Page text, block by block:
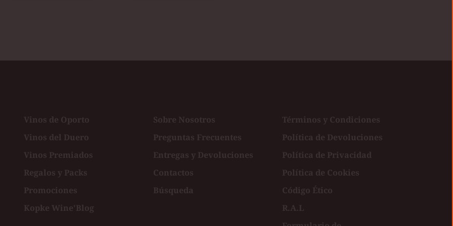
Vinos de Oporto
Vinos del Duero
Vinos Premiados
Regalos y Packs
Promociones
Kopke Wine'Blog
Sobre Nosotros
Preguntas Frecuentes
Entregas y Devoluciones
Contactos
Búsqueda
Términos y Condiciones
Política de Devoluciones
Política de Privacidad
Política de Cookies
Código Ético
R.A.L